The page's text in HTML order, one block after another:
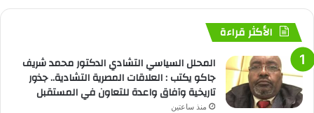
الأكثر قراءة
المحلل السياسي التشادي الدكتور محمد شريف
جاكو يكتب : العلاقات المصرية التشادية.. جذور
تاريخية وآفاق واعدة للتعاون في المستقبل
منذ ساعتين